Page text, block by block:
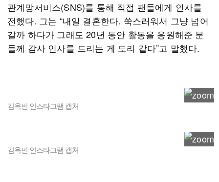
관계망서비스(SNS)를 통해 직접 팬들에게 인사를
전했다. 그는 “내일 결혼한다. 쑥스러워서 그냥 넘어
갈까 하다가 그래도 20년 동안 활동을 응원해준 분
들께 감사 인사를 드리는 게 도리 같다”고 말했다.
김옥빈 인스타그램 캡처
김옥빈 인스타그램 캡처